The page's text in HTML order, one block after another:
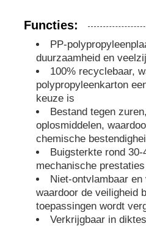
PP-buizen
polypropyleen-
Functies:
PP-
duurzaamheid en
100% recyclebaar,
polypropyleenkarton
keuze is
Bestand tegen
oplosmiddelen,
chemische
Buigsterkte rond
mechanische
Niet-ontvlambaar
waardoor de veiligheid
toepassingen wordt
Verkrijgbaar in